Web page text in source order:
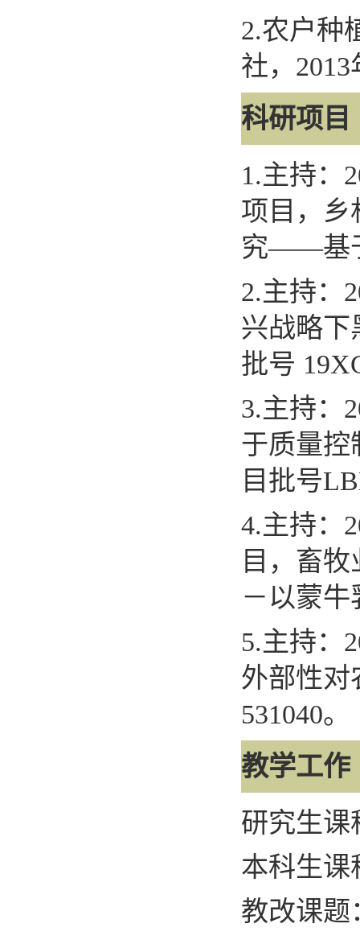
2.农户种
社， 2013
科研项目
1.主持：
项目，乡
究——基
2.主持：
兴战略下
批号
3.主持：
于质量控
目批号
4.主持：
目，畜
－以蒙
5.主持：
外部性对
531040。
教学工作
研究生课
本科生课
教改课题